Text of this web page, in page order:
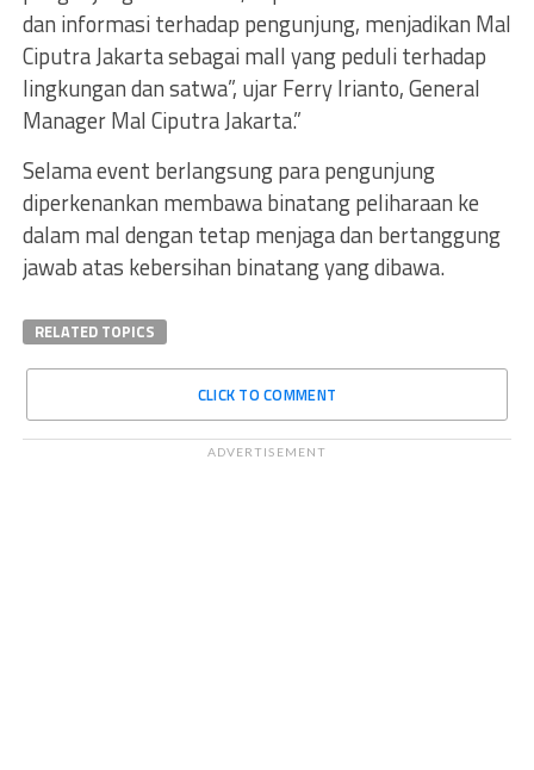
dan informasi terhadap pengunjung, menjadikan Mal
Ciputra Jakarta sebagai mall yang peduli terhadap
lingkungan dan satwa”, ujar Ferry Irianto, General
Manager Mal Ciputra Jakarta.”
Selama event berlangsung para pengunjung
diperkenankan membawa binatang peliharaan ke
dalam mal dengan tetap menjaga dan bertanggung
jawab atas kebersihan binatang yang dibawa.
RELATED TOPICS
CLICK TO COMMENT
ADVERTISEMENT